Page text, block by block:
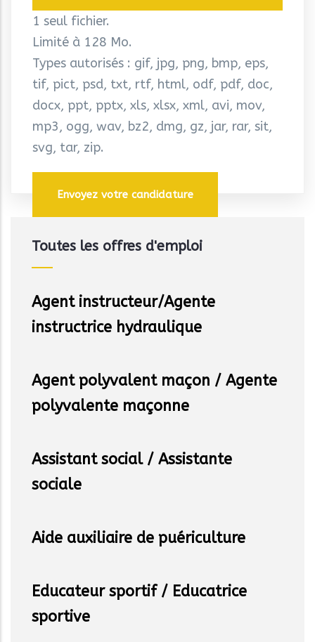
1 seul fichier.
Limité à 128 Mo.
Types autorisés : gif, jpg, png, bmp, eps,
tif, pict, psd, txt, rtf, html, odf, pdf, doc,
docx, ppt, pptx, xls, xlsx, xml, avi, mov,
mp3, ogg, wav, bz2, dmg, gz, jar, rar, sit,
svg, tar, zip.
Toutes les offres d'emploi
Agent instructeur/Agente
instructrice hydraulique
Agent polyvalent maçon / Agente
polyvalente maçonne
Assistant social / Assistante
sociale
Aide auxiliaire de puériculture
Educateur sportif / Educatrice
sportive